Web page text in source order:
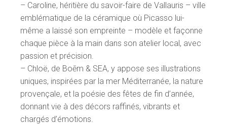
– Caroline, héritière du savoir-faire de Vallauris – ville
emblématique de la céramique où Picasso lui-
même a laissé son empreinte – modèle et façonne
chaque pièce à la main dans son atelier local, avec
passion et précision.
– Chloë, de Boēm & SEA, y appose ses illustrations
uniques, inspirées par la mer Méditerranée, la nature
provençale, et la poésie des fêtes de fin d’année,
donnant vie à des décors raffinés, vibrants et
chargés d’émotions.